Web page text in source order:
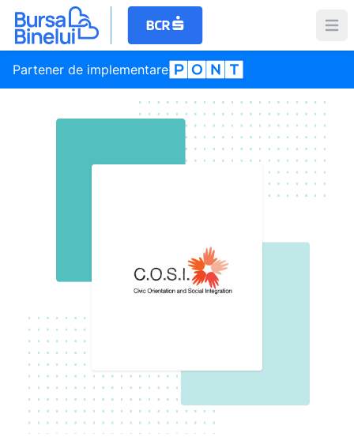
Partener de implementare